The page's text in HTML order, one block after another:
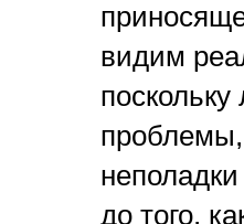
видим
до того,